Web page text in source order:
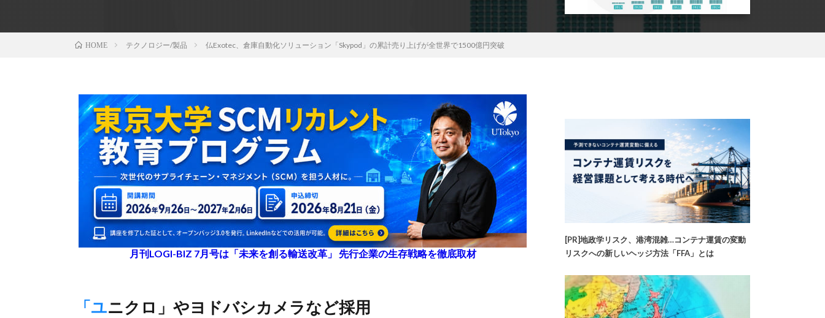
HOME テクノロジー/製品 仏Exotec、倉庫自動化ソリューション「Skypod」の累計売り上げが全世界で1500億円突破
月刊LOGI-BIZ 7月号は「未来を創る輸送改革」 先行企業の生存戦略を徹底取材
「ユニクロ」やヨドバシカメラなど採用
[PR]地政学リスク、港湾混雑…コンテナ運賃の変動
リスクへの新しいヘッジ方法「FFA」とは